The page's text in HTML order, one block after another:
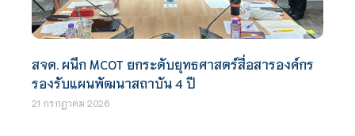
สจด. ผนึก MCOT ยกระดับยุทธศาสตร์สื่อสารองค์กร
รองรับแผนพัฒนาสถาบัน 4 ปี
21 กรกฎาคม 2026